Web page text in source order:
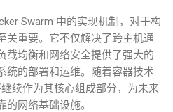
Swarm 中的实现机制，对于构
关重要。它不仅解决了跨主机通
载均衡和网络安全提供了强大的
统的部署和运维。随着容器技术
续作为其核心组成部分，为未来
网络基础设施。